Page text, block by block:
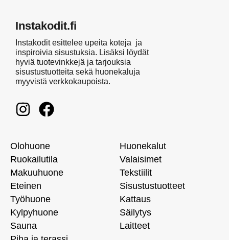
Instakodit.fi
Instakodit esittelee upeita koteja ja
inspiroivia sisustuksia. Lisäksi löydät
hyviä tuotevinkkejä ja tarjouksia
sisustustuotteita sekä huonekaluja
myyvistä verkkokaupoista.
Olohuone
Ruokailutila
Makuuhuone
Eteinen
Työhuone
Kylpyhuone
Sauna
Huonekalut
Valaisimet
Tekstiilit
Sisustustuotteet
Kattaus
Säilytys
Laitteet